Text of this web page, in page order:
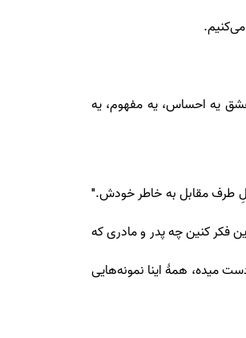
یه احساس، یه مفهوم، یه
طرف مقابل به خاطر خودش."
فکر کنین چه پدر و مادری که
میده، همۀ اینا نمونه‌هایی